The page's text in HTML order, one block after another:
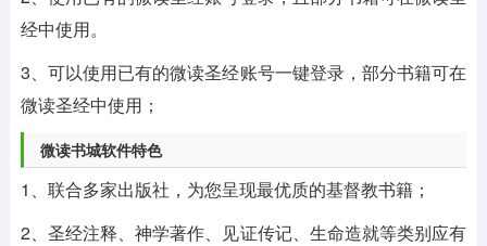
经中使用。
3、可以使用已有的微读圣经账号一键登录，部分书籍可在
微读圣经中使用；
微读书城软件特色
1、联合多家出版社，为您呈现最优质的基督教书籍；
2、圣经注释、神学著作、见证传记、生命造就等类别应有